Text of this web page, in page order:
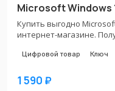
Microsoft Windows
Купить выгодно
интернет-магазине.
Цифровой товар Ключ
1 590 ₽